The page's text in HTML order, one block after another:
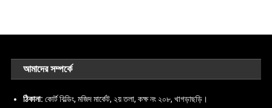
আমাদের সম্পর্কে
ঠিকানা: কোর্ট বিল্ডিং, মজিদ মার্কেট, ২য় তলা, কক্ষ নং ২০৮, খাগড়াছড়ি।